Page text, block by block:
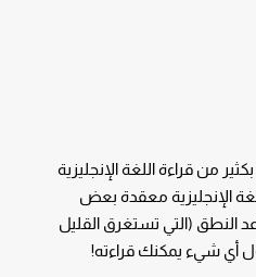
من قراءة اللغة الإنجليزية
الإنجليزية معقدة بعض
النطق (التي تستغرق القليل
شيء يمكنك قراءته!